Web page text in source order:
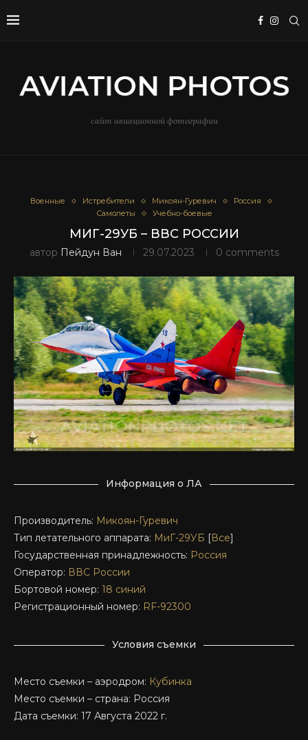
сайт авиационной фотографии
Военные Истребители Микоян-Гуревич
Россия
Самолеты
Учебно-боевые
МИГ-29УБ – ВВС РОССИИ
автор Пейдун Ван 29.07.2023 0 comments
Информация о ЛА
Производитель: Микоян-Гуревич
Тип летательного аппарата: МиГ-29УБ [Все]
Государственная принадлежность: Россия
Оператор: ВВС России
Бортовой номер: 18 синий
Регистрационный номер: RF-92300
Условия съемки
Место съемки – аэродром: Кубинка
Место съемки – страна: Россия
Дата съемки: 17 Августа 2022 г.